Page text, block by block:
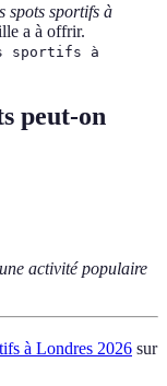
spots sportifs à
a à offrir.
sportifs à
peut-on
activité populaire
à Londres 2026 sur